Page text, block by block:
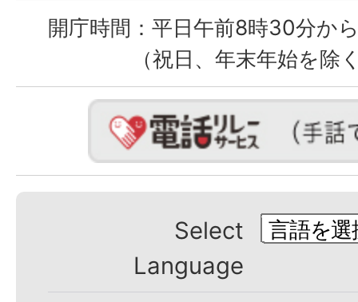
開庁時間： 平日午前8時30分か
（祝日、年末年始を除
Select
Language